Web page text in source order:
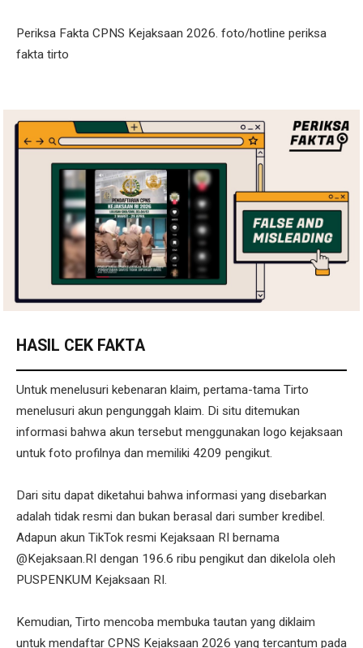
Periksa Fakta CPNS Kejaksaan 2026. foto/hotline periksa
fakta tirto
HASIL CEK FAKTA
Untuk menelusuri kebenaran klaim, pertama-tama Tirto
menelusuri akun pengunggah klaim. Di situ ditemukan
informasi bahwa akun tersebut menggunakan logo kejaksaan
untuk foto profilnya dan memiliki 4209 pengikut.
Dari situ dapat diketahui bahwa informasi yang disebarkan
adalah tidak resmi dan bukan berasal dari sumber kredibel.
Adapun akun TikTok resmi Kejaksaan RI bernama
@Kejaksaan.RI dengan 196.6 ribu pengikut dan dikelola oleh
PUSPENKUM Kejaksaan RI.
Kemudian, Tirto mencoba membuka tautan yang diklaim
untuk mendaftar CPNS Kejaksaan 2026 yang tercantum pada